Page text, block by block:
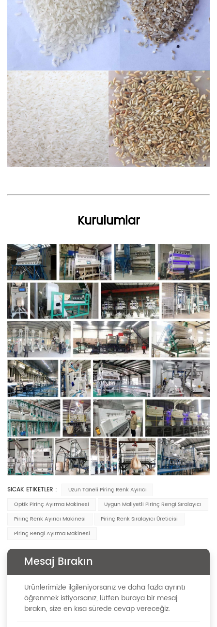
Kurulumlar
SICAK ETIKETLER :
Uzun Taneli Pirinç Renk Ayırıcı
Optik Pirinç Ayırma Makinesi
Uygun Maliyetli Pirinç Rengi Sıralayıcı
Pirinç Renk Ayırıcı Makinesi
Pirinç Renk Sıralayıcı Üreticisi
Pirinç Rengi Ayırma Makinesi
Mesaj Bırakın
Ürünlerimizle ilgileniyorsanız ve daha fazla ayrıntı
öğrenmek istiyorsanız, lütfen buraya bir mesaj
bırakın, size en kısa sürede cevap vereceğiz.